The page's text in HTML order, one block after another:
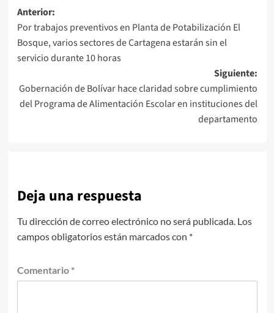
Navegación
de
entradas
Anterior:
Por trabajos preventivos en Planta de Potabilización El
Bosque, varios sectores de Cartagena estarán sin el
servicio durante 10 horas
Siguiente:
Gobernación de Bolívar hace claridad sobre cumplimiento
del Programa de Alimentación Escolar en instituciones del
departamento
Deja una respuesta
Tu dirección de correo electrónico no será publicada. Los
campos obligatorios están marcados con *
Comentario *